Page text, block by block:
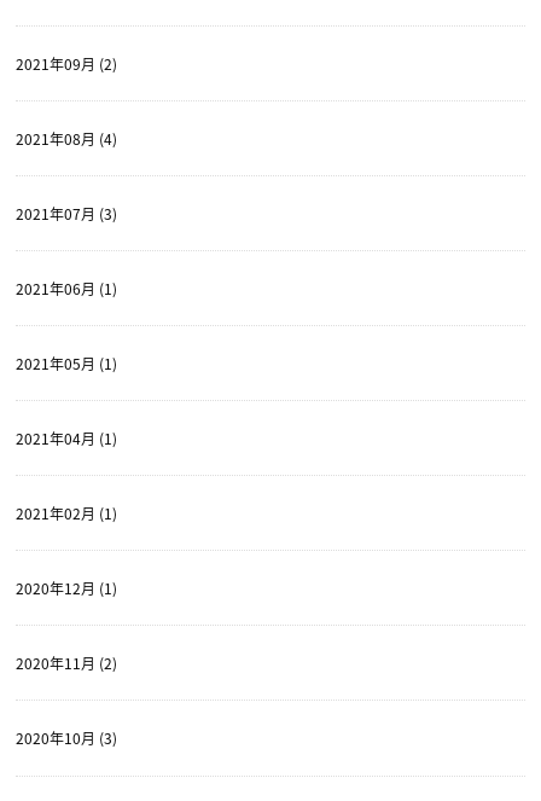
2021年09月 (2)
2021年08月 (4)
2021年07月 (3)
2021年06月 (1)
2021年05月 (1)
2021年04月 (1)
2021年02月 (1)
2020年12月 (1)
2020年11月 (2)
2020年10月 (3)